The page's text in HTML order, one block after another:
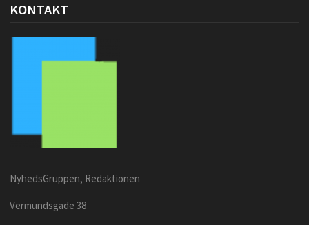
KONTAKT
NyhedsGruppen, Redaktionen
Vermundsgade 38